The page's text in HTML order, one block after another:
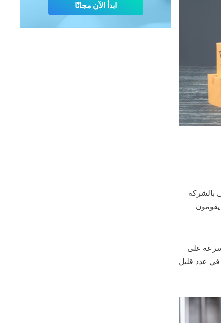
بالشركة
يقومون
على
عدد قليل
ابدأ الآن مجانًا